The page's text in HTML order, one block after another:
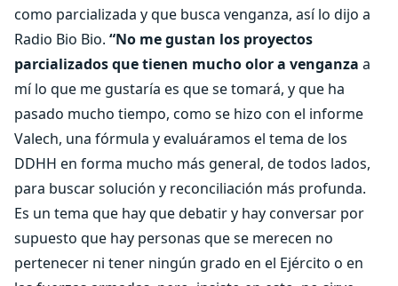
como parcializada y que busca venganza, así lo dijo a
Radio Bio Bio. “No me gustan los proyectos
parcializados que tienen mucho olor a venganza a
mí lo que me gustaría es que se tomará, y que ha
pasado mucho tiempo, como se hizo con el informe
Valech, una fórmula y evaluáramos el tema de los
DDHH en forma mucho más general, de todos lados,
para buscar solución y reconciliación más profunda.
Es un tema que hay que debatir y hay conversar por
supuesto que hay personas que se merecen no
pertenecer ni tener ningún grado en el Ejército o en